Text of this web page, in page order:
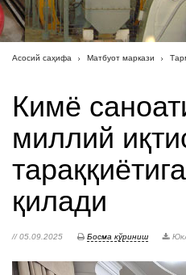
Асосий саҳифа Матбуот маркази
Кимё
миллий
қилади
// 05.09.2025 Босма кўриниш